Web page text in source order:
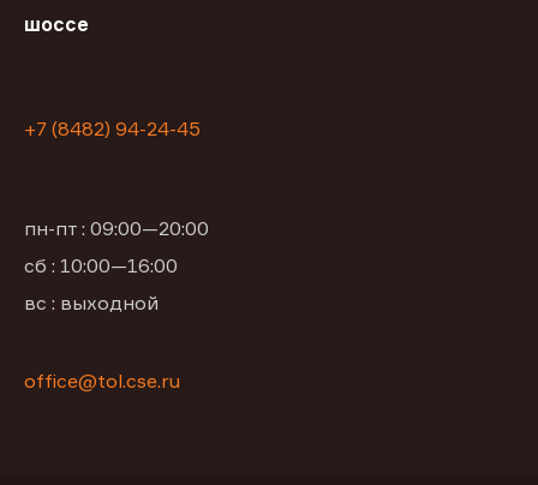
шоссе
+7 (8482) 94-24-45
пн-пт : 09:00—20:00
сб : 10:00—16:00
вс : выходной
office@tol.cse.ru